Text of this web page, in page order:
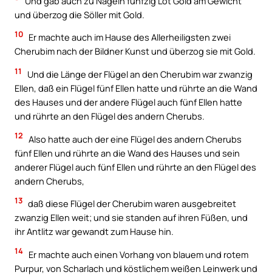
und überzog die Söller mit Gold.
10 Er machte auch im Hause des Allerheiligsten zwei
Cherubim nach der Bildner Kunst und überzog sie mit Gold.
11
Und die Länge der Flügel an den Cherubim war zwanzig
Ellen, daß ein Flügel fünf Ellen hatte und rührte an die Wand
des Hauses und der andere Flügel auch fünf Ellen hatte
und rührte an den Flügel des andern Cherubs.
12 Also hatte auch der eine Flügel des andern Cherubs
fünf Ellen und rührte an die Wand des Hauses und sein
anderer Flügel auch fünf Ellen und rührte an den Flügel des
andern Cherubs,
13 daß diese Flügel der Cherubim waren ausgebreitet
zwanzig Ellen weit; und sie standen auf ihren Füßen, und
ihr Antlitz war gewandt zum Hause hin.
14 Er machte auch einen Vorhang von blauem und rotem
Purpur, von Scharlach und köstlichem weißen Leinwerk und